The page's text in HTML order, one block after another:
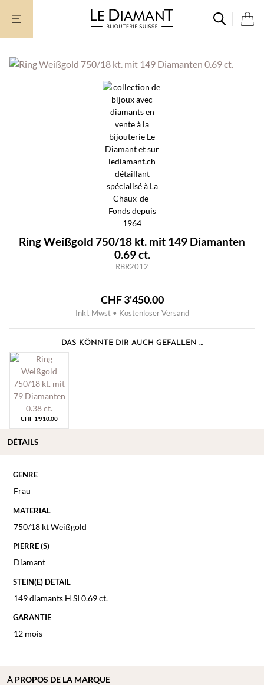
Inhalt
Ring Weißgold 750/18 kt. mit 149 Diamanten
0.69 ct.
RBR2012
CHF3'450.00
Inkl. Mwst • Kostenloser Versand
DAS KÖNNTE DIR AUCH GEFALLEN …
CHF 1'910.00
GENRE
Frau
MATERIAL
750/18 kt Weißgold
PIERRE (S)
Diamant
STEIN(E) DETAIL
149 diamants H SI 0.69 ct.
GARANTIE
12 mois
DÉTAILS
À PROPOS DE LA MARQUE